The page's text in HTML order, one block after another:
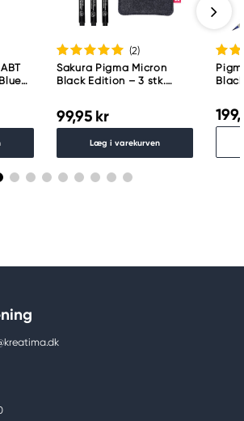
(2)
Sakura Pigma Micron
Black Edition – 3 stk.
99,95 kr
Læg i varekurven
Black